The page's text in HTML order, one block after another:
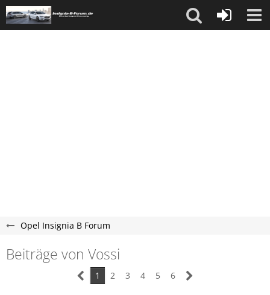
Opel Insignia B Forum
Beiträge von Vossi
1 2 3 4 5 6